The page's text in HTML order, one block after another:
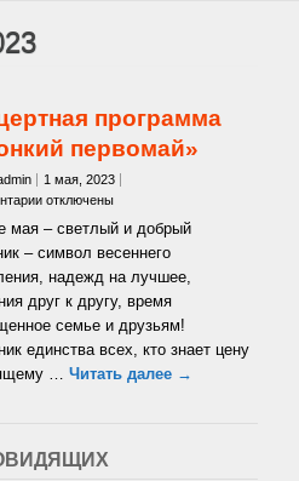
программа
первомай»
1 мая, 2023
к
программа
«Звонкий
первомай»
отключены
мая – светлый и добрый
– символ весеннего
надежд на лучшее,
друг к другу, время
семье и друзьям!
единства всех, кто знает цену
… Читать далее →